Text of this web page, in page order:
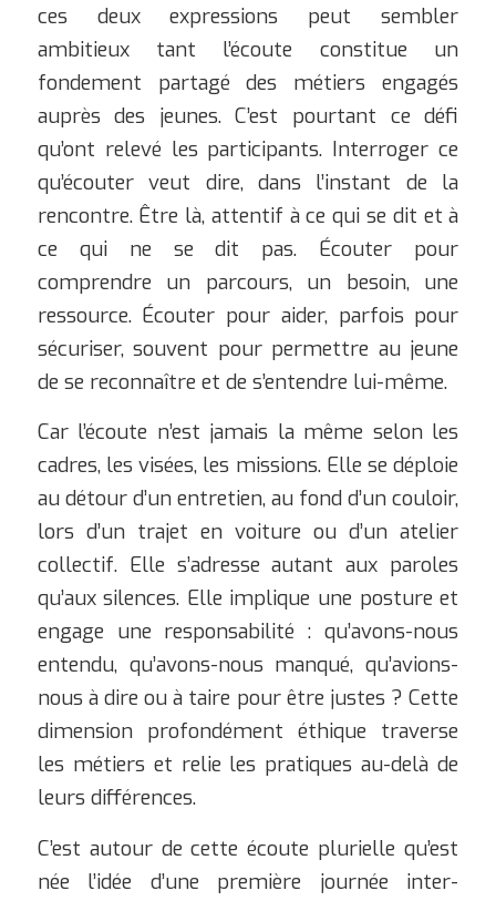
ces deux expressions peut sembler
ambitieux tant l’écoute constitue un
fondement partagé des métiers engagés
auprès des jeunes. C’est pourtant ce défi
qu’ont relevé les participants. Interroger ce
qu’écouter veut dire, dans l’instant de la
rencontre. Être là, attentif à ce qui se dit et à
ce qui ne se dit pas. Écouter pour
comprendre un parcours, un besoin, une
ressource. Écouter pour aider, parfois pour
sécuriser, souvent pour permettre au jeune
de se reconnaître et de s’entendre lui-même.
Car l’écoute n’est jamais la même selon les
cadres, les visées, les missions. Elle se déploie
au détour d’un entretien, au fond d’un couloir,
lors d’un trajet en voiture ou d’un atelier
collectif. Elle s’adresse autant aux paroles
qu’aux silences. Elle implique une posture et
engage une responsabilité : qu’avons-nous
entendu, qu’avons-nous manqué, qu’avions-
nous à dire ou à taire pour être justes ? Cette
dimension profondément éthique traverse
les métiers et relie les pratiques au-delà de
leurs différences.
C’est autour de cette écoute plurielle qu’est
née l’idée d’une première journée inter-